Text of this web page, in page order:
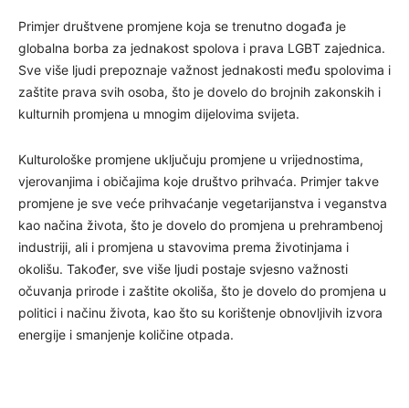
Primjer društvene promjene koja se trenutno događa je
globalna borba za jednakost spolova i prava LGBT zajednica.
Sve više ljudi prepoznaje važnost jednakosti među spolovima i
zaštite prava svih osoba, što je dovelo do brojnih zakonskih i
kulturnih promjena u mnogim dijelovima svijeta.
Kulturološke promjene uključuju promjene u vrijednostima,
vjerovanjima i običajima koje društvo prihvaća. Primjer takve
promjene je sve veće prihvaćanje vegetarijanstva i veganstva
kao načina života, što je dovelo do promjena u prehrambenoj
industriji, ali i promjena u stavovima prema životinjama i
okolišu. Također, sve više ljudi postaje svjesno važnosti
očuvanja prirode i zaštite okoliša, što je dovelo do promjena u
politici i načinu života, kao što su korištenje obnovljivih izvora
energije i smanjenje količine otpada.